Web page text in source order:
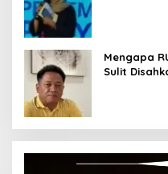
Mengapa
Sulit